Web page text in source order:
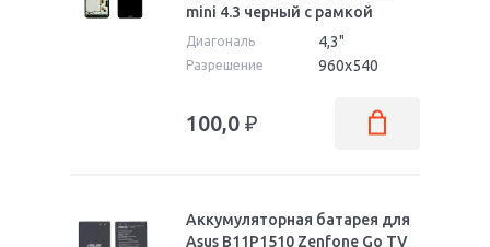
mini 4.3 черный с рамкой
Диагональ 4,3"
Разрешение 960x540
100,0 ₽
Аккумуляторная батарея для
Asus B11P1510 Zenfone Go TV